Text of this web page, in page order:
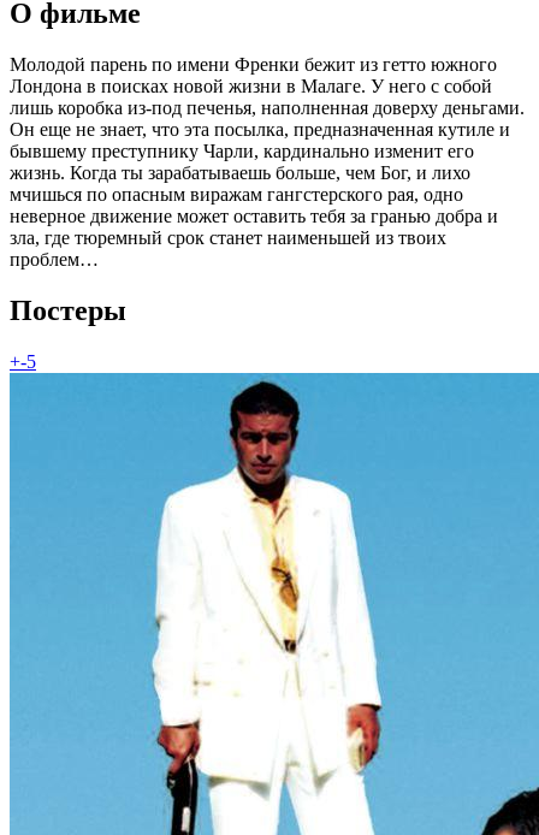
О фильме
Молодой парень по имени Френки бежит из гетто южного
Лондона в поисках новой жизни в Малаге. У него с собой
лишь коробка из-под печенья, наполненная доверху деньгами.
Он еще не знает, что эта посылка, предназначенная кутиле и
бывшему преступнику Чарли, кардинально изменит его
жизнь. Когда ты зарабатываешь больше, чем Бог, и лихо
мчишься по опасным виражам гангстерского рая, одно
неверное движение может оставить тебя за гранью добра и
зла, где тюремный срок станет наименьшей из твоих
проблем…
Постеры
+-5